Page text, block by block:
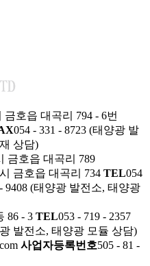
호읍 대곡리 794 - 6번
054 - 331 - 8723 (태양광 발
상담)
금호읍 대곡리 789
금호읍 대곡리 734 TEL054
9408 (태양광 발전소, 태양광
86 - 3 TEL053 - 719 - 2357
발전소, 태양광 모듈 상담)
사업자등록번호505 - 81 -